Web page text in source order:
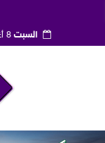
السبت8 أغسطس 2026